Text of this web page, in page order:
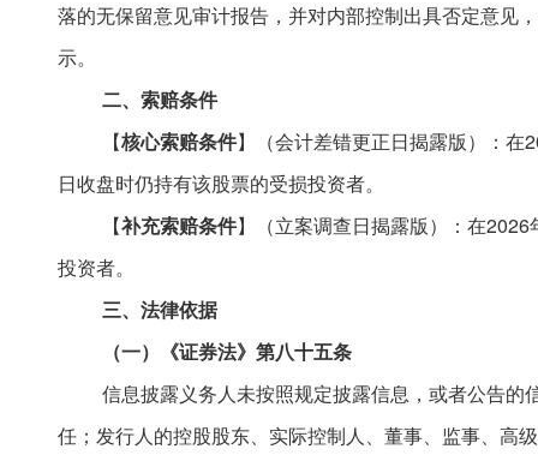
落的无保留意见审计报告，并对内部控制出具否定意见
示。
二、索赔条件
【核心索赔条件】（会计差错更正日揭露版）：在
日收盘时仍持有该股票的受损投资者。
【补充索赔条件】（立案调查日揭露版）：在2026
投资者。
三、法律依据
（一）《证券法》第八十五条
信息披露义务人未按照规定披露信息，或者公告
任；发行人的控股股东、实际控制人、董事、监事、高